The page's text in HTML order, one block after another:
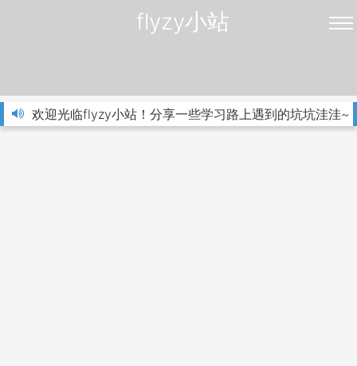
flyzy小站
欢迎光临flyzy小站！分享一些学习路上遇到的坑坑洼洼~